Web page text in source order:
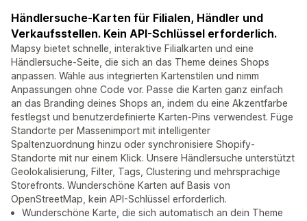
Händlersuche-Karten für Filialen, Händler und
Verkaufsstellen. Kein API-Schlüssel erforderlich.
Mapsy bietet schnelle, interaktive Filialkarten und eine
Händlersuche-Seite, die sich an das Theme deines Shops
anpassen. Wähle aus integrierten Kartenstilen und nimm
Anpassungen ohne Code vor. Passe die Karten ganz einfach
an das Branding deines Shops an, indem du eine Akzentfarbe
festlegst und benutzerdefinierte Karten-Pins verwendest. Füge
Standorte per Massenimport mit intelligenter
Spaltenzuordnung hinzu oder synchronisiere Shopify-
Standorte mit nur einem Klick. Unsere Händlersuche unterstützt
Geolokalisierung, Filter, Tags, Clustering und mehrsprachige
Storefronts. Wunderschöne Karten auf Basis von
OpenStreetMap, kein API-Schlüssel erforderlich.
Wunderschöne Karte, die sich automatisch an dein Theme